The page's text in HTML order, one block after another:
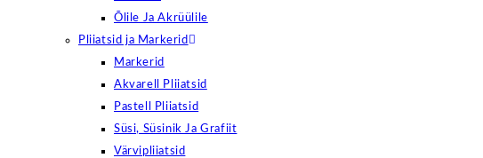
Õlile Ja Akrüülile
Pliiatsid ja Markerid
Markerid
Akvarell Pliiatsid
Pastell Pliiatsid
Süsi, Süsinik Ja Grafiit
Värvipliiatsid